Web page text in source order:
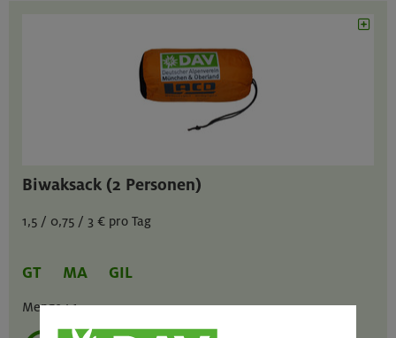
Biwaksack (2 Personen)
1,5 / 0,75 / 3 € pro Tag
GT MA GIL
Menge :1